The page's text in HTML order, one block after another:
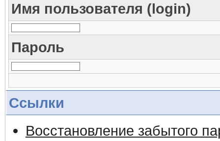
Имя пользователя (login)
Пароль
Ссылки
Восстановление забытого